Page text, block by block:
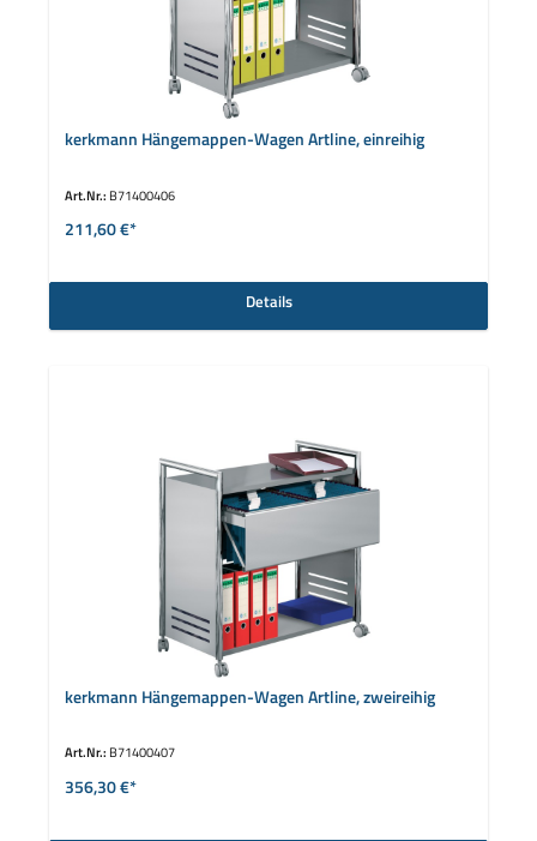
kerkmann Hängemappen-Wagen Artline, einreihig
Art.Nr.: B71400406
211,60 €*
Details
kerkmann Hängemappen-Wagen Artline, zweireihig
Art.Nr.: B71400407
356,30 €*